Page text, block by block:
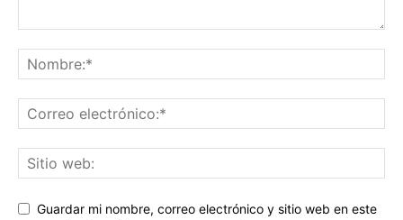
Guardar mi nombre, correo electrónico y sitio web en este